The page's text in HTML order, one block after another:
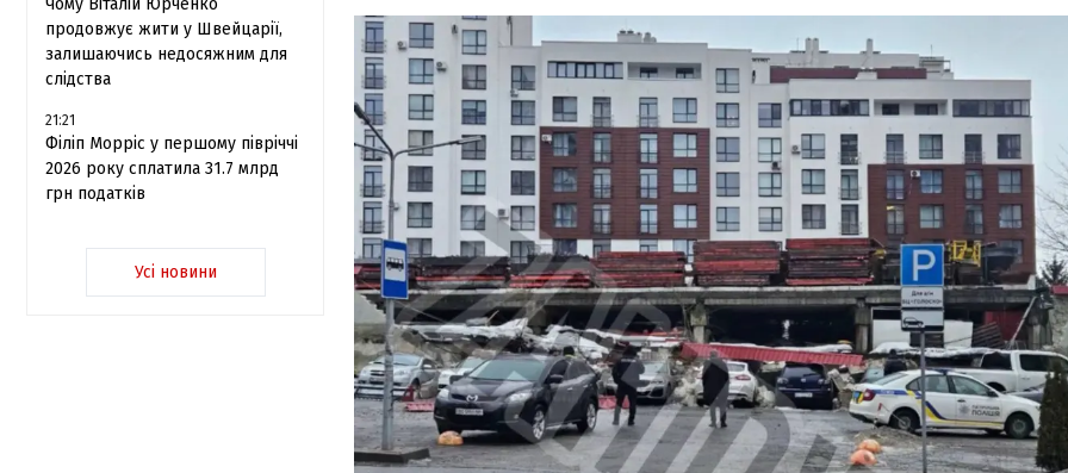
Чому Віталій Юрченко
продовжує жити у Швейцарії,
залишаючись недосяжним для
слідства
21:21
Філіп Морріс у першому півріччі
2026 року сплатила 31.7 млрд
грн податків
Усі новини